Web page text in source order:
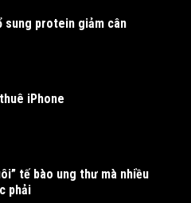
sung protein giảm cân
iPhone
tế bào ung thư mà nhiều
phải